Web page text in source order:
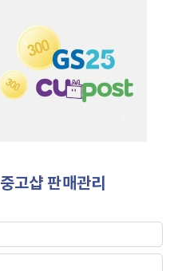
중고샵 판매관리